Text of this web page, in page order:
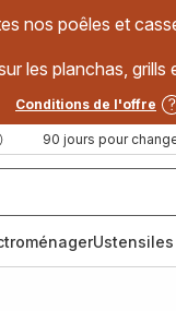
nos poêles et
les planchas,
Conditions de l'offre
90 jours pour